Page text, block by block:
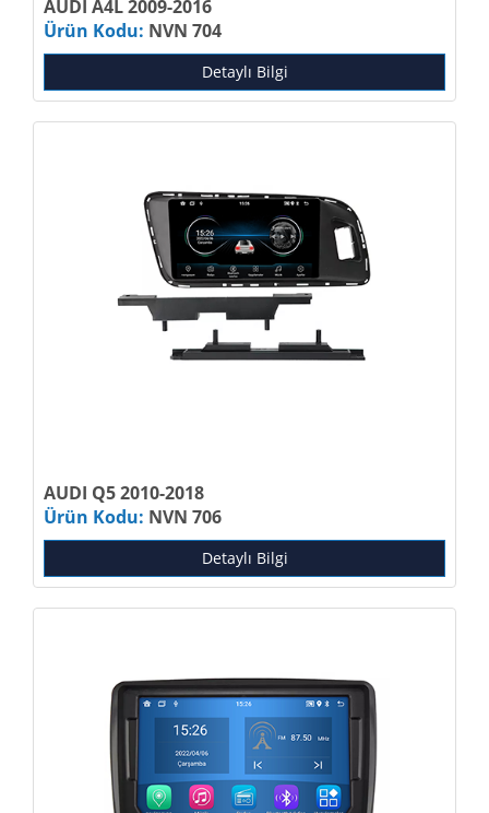
AUDI A4L 2009-2016
Ürün Kodu: NVN 704
Detaylı Bilgi
AUDI Q5 2010-2018
Ürün Kodu: NVN 706
Detaylı Bilgi